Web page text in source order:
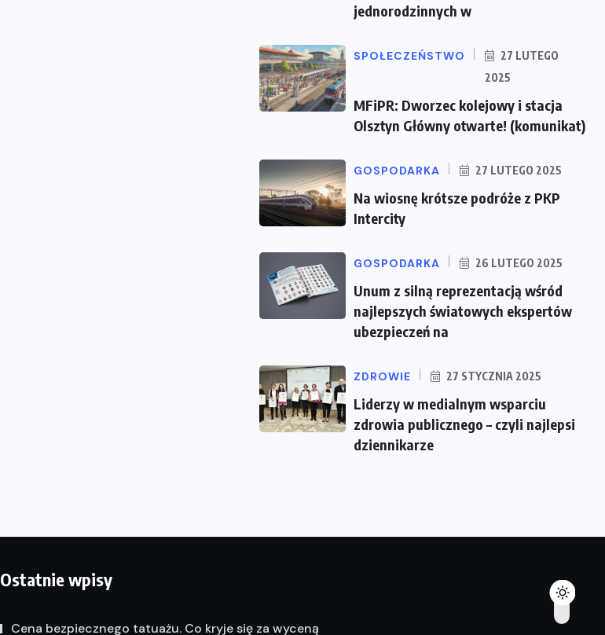
jednorodzinnych w
SPOŁECZEŃSTWO
27 LUTEGO
2025
MFiPR: Dworzec kolejowy i stacja
Olsztyn Główny otwarte! (komunikat)
GOSPODARKA 27 LUTEGO 2025
Na wiosnę krótsze podróże z PKP
Intercity
GOSPODARKA 26 LUTEGO 2025
Unum z silną reprezentacją wśród
najlepszych światowych ekspertów
ubezpieczeń na
ZDROWIE 27 STYCZNIA 2025
Liderzy w medialnym wsparciu
zdrowia publicznego – czyli najlepsi
dziennikarze
Ostatnie wpisy
Cena bezpiecznego tatuażu. Co kryje się za wyceną